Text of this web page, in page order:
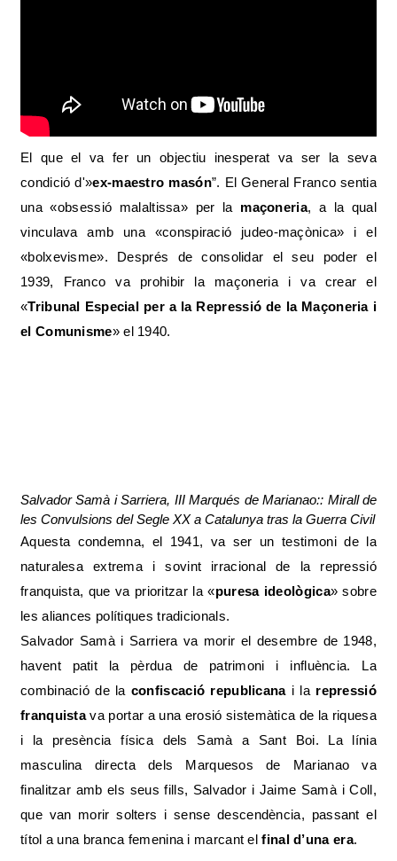
El que el va fer un objectiu inesperat va ser la seva
condició d'»ex-maestro masón”. El General Franco sentia
una «obsessió malaltissa» per la maçoneria, a la qual
vinculava amb una «conspiració judeo-maçònica» i el
«bolxevisme». Després de consolidar el seu poder el
1939, Franco va prohibir la maçoneria i va crear el
«Tribunal Especial per a la Repressió de la Maçoneria i
el Comunisme» el 1940.
Salvador Samà i Sarriera, III Marqués de Marianao:: Mirall de
les Convulsions del Segle XX a Catalunya tras la Guerra Civil
Aquesta condemna, el 1941, va ser un testimoni de la
naturalesa extrema i sovint irracional de la repressió
franquista, que va prioritzar la «puresa ideològica» sobre
les aliances polítiques tradicionals.
Salvador Samà i Sarriera va morir el desembre de 1948,
havent patit la pèrdua de patrimoni i influència. La
combinació de la confiscació republicanai la repressió
franquistava portar a una erosió sistemàtica de la riquesa
i la presència física dels Samà a Sant Boi. La línia
masculina directa dels Marquesos de Marianao va
finalitzar amb els seus fills, Salvador i Jaime Samà i Coll,
que van morir solters i sense descendència, passant el
títol a una branca femenina i marcant elfinal d’una era.